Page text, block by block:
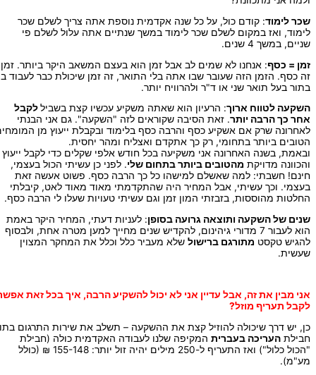
שכר לימוד: קודם כול, על כל שנה אקדמית נוספת אתה צריך לשלם שכר
לימוד, ואז במקום לשלם שכר לימוד במשך שנתיים אתה עלול לשלם פי
שניים, במשך 4 שנים.
זמן = כסף: אנחנו לא שמים לב אבל זמן הוא בעצם המשאב היקר ביותר. זמן
זה כסף. הזמן הזה שעובר שבו אתה בלי התואר, זה זמן שיכולת כבר לעבוד בו
בתור בעל תואר שני או ד"ר ולהרוויח יותר.
השקעה לטווח ארוך: הרעיון הוא שאתה משקיע עכשיו קצת בשביללקבל
אחר כך הרבה יותר. זאת הסיבה שקוראים לזה "השקעה". גם אני הבנתי
לאחרונה שרק אם אשקיע כסף והרבה כסף בלימוד ובקבלת ייעוץ מן המומחים
הטובים ביותר בתחומי, רק כך אתקדם ואצליח ומהר יחסית.
ובאמת, בשנה האחרונה אני משקיעה בכל חודש אלפי שקלים כדי לקבל ייעוץ
והכוונה מדויקתמהטובים ביותר בתחום שלי. לפני כן עשיתי הכול בעצמי,
חינם! חשבתי: למה שאשלם למישהו כל כך הרבה כסף. פשוט אעשה זאת
בעצמי. וכך עשיתי, אבל המחיר היה שהתקדמתי מאוד מאוד לאט, קיבלתי
החלטות מהוססות, בזבזתי המון זמן וגם עשיתי טעויות שעלו לי הרבה כסף.
שנים של השקעה ותוצאה גרועה בסופן: לעניות דעתי, המחיר היקר באמת
הוא לעבור 7 מדורי גיהינום, להקדיש שנים מחייך למען מטרה אחת, ולבסוף
להגיש טקסטמתורגם ברישולשלא מעביר כלל וכלל את המחקר המצוין
שעשית.
אני מבין את זה, אבל עדיין אני לא יכול להשקיע הרבה, איך בכל זאת אפשר
לקבל תעריף מוזל?
כן, יש דרך שיכולה להוזיל קצת את ההשקעה – תשלב את שירות התרגום בתוך
חבילתהעריכה בעבריתהמקיפה שלנו לעבודה האקדמית כולה (חבילת
"הכול כלול") ואז התעריף ל-250 מילים יהיה זול יותר: 155-148 ₪ (כולל
מע"מ).